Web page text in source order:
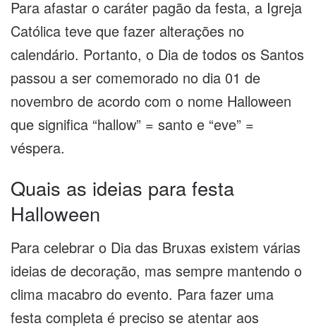
Para afastar o caráter pagão da festa, a Igreja
Católica teve que fazer alterações no
calendário. Portanto, o Dia de todos os Santos
passou a ser comemorado no dia 01 de
novembro de acordo com o nome Halloween
que significa “hallow” = santo e “eve” =
véspera.
Quais as ideias para festa
Halloween
Para celebrar o Dia das Bruxas existem várias
ideias de decoração, mas sempre mantendo o
clima macabro do evento. Para fazer uma
festa completa é preciso se atentar aos